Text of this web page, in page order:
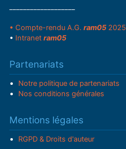
• Compte-rendu A.G.ram05 2025
• Intranetram05
Partenariats
Notre politique de partenariats
Nos conditions générales
Mentions légales
RGPD & Droits d'auteur